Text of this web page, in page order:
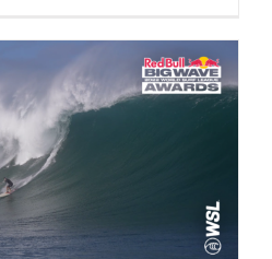
PARA EL
BULL BIG WAVE
2022
Surf Noticias Surf